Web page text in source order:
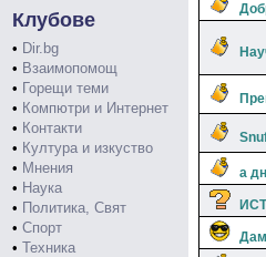
Клубове
• Dir.bg
• Взаимопомощ
• Горещи теми
• Компютри и Интернет
• Контакти
• Култура и изкуство
• Мнения
• Наука
• Политика, Свят
• Спорт
• Техника
а